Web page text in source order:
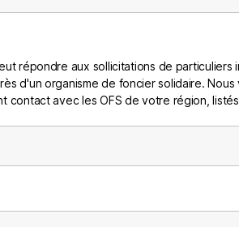
répondre aux sollicitations de particuliers
d'un organisme de foncier solidaire. Nous
contact avec les OFS de votre région,